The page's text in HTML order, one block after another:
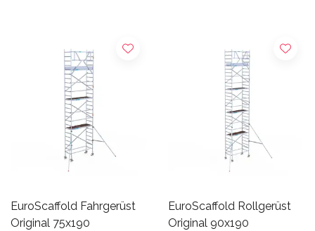
EuroScaffold Fahrgerüst
Original 75x190
EuroScaffold Rollgerüst
Original 90x190